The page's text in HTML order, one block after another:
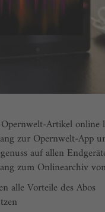
Artikel online
zur Opernwelt-App
auf allen
zum Onlinearchiv
alle Vorteile des Abos